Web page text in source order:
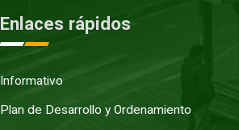
Enlaces rápidos
Informativo
Plan de Desarrollo y Ordenamiento